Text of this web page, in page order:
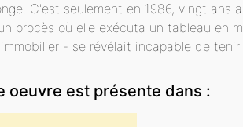
C'est seulement en 1986, vingt ans
procès où elle exécuta un tableau en
- se révélait incapable de tenir
oeuvre est présente dans :